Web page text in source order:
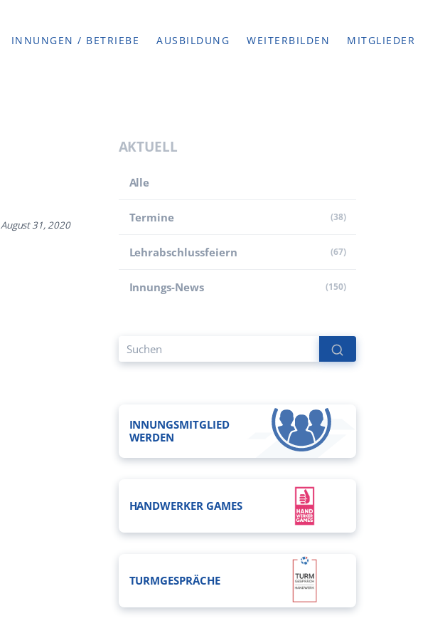
INNUNGEN / BETRIEBE AUSBILDUNG WEITERBILDEN MITGLIEDER
August 31, 2020
AKTUELL
Alle
Termine (38)
Lehr­abschluss­feiern (67)
Innungs-News (150)
INNUNGSMITGLIED
WERDEN
HANDWERKER GAMES
TURMGESPRÄCHE